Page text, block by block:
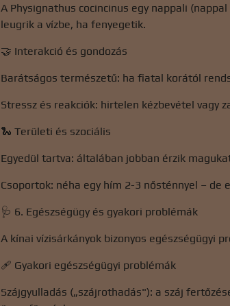
A Physignathus cocincinus egy nappali
leugrik a vízbe, ha fenyegetik.
🤝 Interakció és gondozás
Barátságos természetű: ha fiatal korától
Stressz és reakciók: hirtelen kézbevétel vagy
🐍 Területi és szociális
Egyedül tartva: általában jobban érzik
Csoportok: néha egy hím 2-3 nősténnyel –
🩺 6. Egészségügy és gyakori problémák
A kínai vízisárkányok bizonyos egészségügyi
🩹 Gyakori egészségügyi problémák
Szájgyulladás („szájrothadás"): a száj